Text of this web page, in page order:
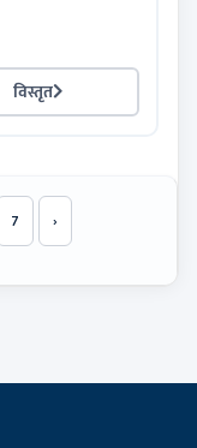
विस्तृत
7 ›